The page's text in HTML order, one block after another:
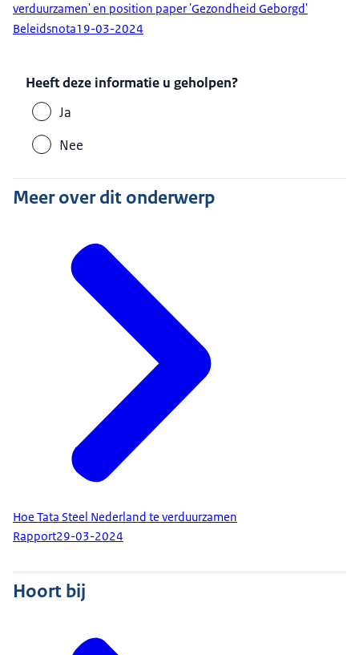
verduurzamen' en position paper 'Gezondheid Geborgd'
Beleidsnota19-03-2024
Heeft deze informatie u geholpen?
Ja
Nee
Meer over dit onderwerp
Hoe Tata Steel Nederland te verduurzamen
Rapport29-03-2024
Hoort bij